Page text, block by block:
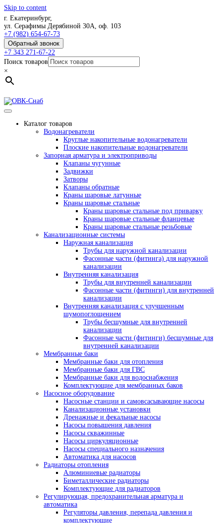
Skip to content
г. Екатеринбург,
ул. Серафимы Дерябиной 30А, оф. 103
+7 (982) 654-67-73
Обратный звонок
+7 343 271-67-22
Поиск товаров
×
Каталог товаров
Водонагреватели
Круглые накопительные водонагреватели
Плоские накопительные водонагреватели
Запорная арматура и электроприводы
Клапаны чугунные
Задвижки
Затворы
Клапаны обратные
Краны шаровые латунные
Краны шаровые стальные
Краны шаровые стальные под приварку
Краны шаровые стальные фланцевые
Краны шаровые стальные резьбовые
Канализационные системы
Наружная канализация
Трубы для наружной канализации
Фасонные части (фитинга) для наружной
канализации
Внутренняя канализация
Трубы для внутренней канализации
Фасонные части (фитинги) для внутренней
канализации
Внутренняя канализация с улучшенным
шумопоглощением
Трубы бесшумные для внутренней
канализации
Фасонные части (фитинги) бесшумные для
внутренней канализации
Мембранные баки
Мембранные баки для отопления
Мембранные баки для ГВС
Мембранные баки для водоснабжения
Комплектующие для мембранных баков
Насосное оборудование
Насосные станции и самовсасывающие насосы
Канализационные установки
Дренажные и фекальные насосы
Насосы повышения давления
Насосы скважинные
Насосы циркуляционные
Насосы специального назначения
Автоматика для насосов
Радиаторы отопления
Алюминиевые радиаторы
Биметаллические радиаторы
Комплектующие для радиаторов
Регулирующая, предохранительная арматура и
автоматика
Регуляторы давления, перепада давления и
комплектующие